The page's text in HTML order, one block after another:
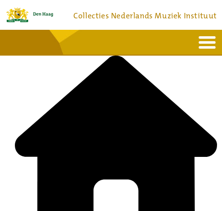
Collecties Nederlands Muziek Instituut
Bronnen en collecties